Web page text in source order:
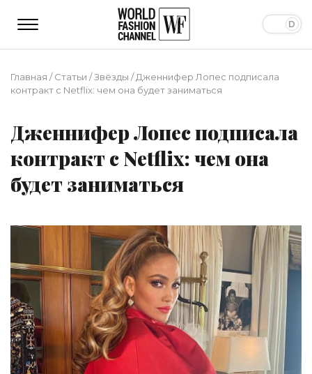
Главная /Статьи /Звёзды /Дженнифер Лопес подписала
контракт с Netflix: чем она будет заниматься
Дженнифер Лопес подписала
контракт с Netflix: чем она
будет заниматься